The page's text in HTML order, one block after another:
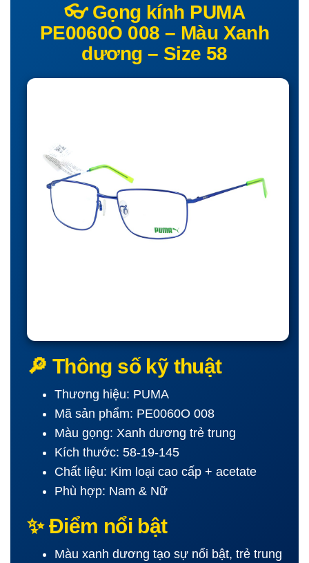
👓 Gọng kính PUMA
PE0060O 008 – Màu Xanh
dương – Size 58
🔎 Thông số kỹ thuật
Thương hiệu: PUMA
Mã sản phẩm: PE0060O 008
Màu gọng: Xanh dương trẻ trung
Kích thước: 58-19-145
Chất liệu: Kim loại cao cấp + acetate
Phù hợp: Nam & Nữ
✨ Điểm nổi bật
Màu xanh dương tạo sự nổi bật, trẻ trung